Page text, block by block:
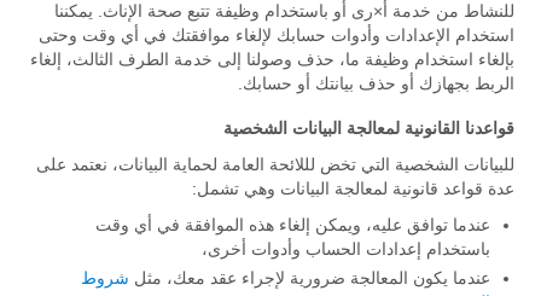
للنشاط من خدمة أ×رى أو باستخدام وظيفة تتبع صحة الإناث. يمكننا
استخدام الإعدادات وأدوات حسابك لإلغاء موافقتك في أي وقت وحتى
بإلغاء استخدام وظيفة ما، حذف وصولنا إلى خدمة الطرف الثالث، إلغاء
الربط بجهازك أو حذف بيانتك أو حسابك.
قواعدنا القانونية لمعالجة البيانات الشخصية
للبيانات الشخصية التي تخض لللائحة العامة لحماية البيانات، نعتمد على
عدة قواعد قانونية لمعالجة البيانات وهي تشمل:
عندما توافق عليه، ويمكن إلغاء هذه الموافقة في أي وقت
باستخدام إعدادات الحساب وأدوات أخرى،
عندما يكون المعالجة ضرورية لإجراء عقد معك، مثل شروط